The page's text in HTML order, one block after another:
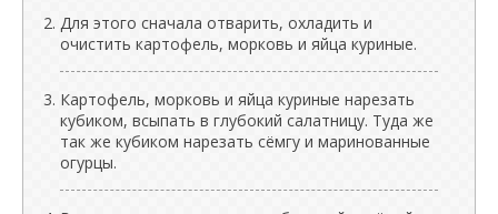
Для этого сначала отварить, охладить и
очистить картофель, морковь и яйца куриные.
Картофель, морковь и яйца куриные нарезать
кубиком, всыпать в глубокий салатницу. Туда же
так же кубиком нарезать сёмгу и маринованные
огурцы.